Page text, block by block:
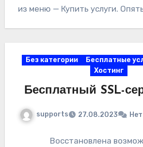
из меню — Купить услуги.
Без категории
Бесплатные
Хостинг
Бесплатный SSL-
supports 27.08.2023
Восстановлена